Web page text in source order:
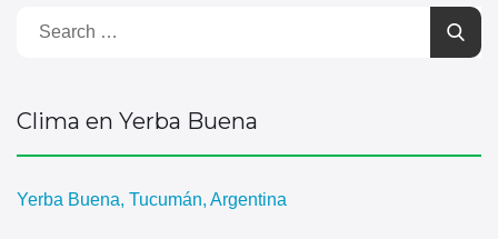
Clima en Yerba Buena
Yerba Buena, Tucumán, Argentina